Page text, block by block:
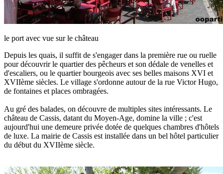
le port avec vue sur le château
Depuis les quais, il suffit de s'engager dans la première rue ou ruelle
pour découvrir le quartier des pêcheurs et son dédale de venelles et
d'escaliers, ou le quartier bourgeois avec ses belles maisons XVI et
XVIIème siècles. Le village s'ordonne autour de la rue Victor Hugo,
de fontaines et places ombragées.
Au gré des balades, on découvre de multiples sites intéressants. Le
château de Cassis, datant du Moyen-Age, domine la ville ; c'est
aujourd'hui une demeure privée dotée de quelques chambres d'hôtels
de luxe. La mairie de Cassis est installée dans un bel hôtel particulier
du début du XVIIème siècle.